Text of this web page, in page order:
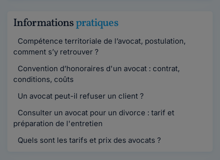
Informationspratiques
Compétence territoriale de l’avocat, postulation,
comment s’y retrouver ?
Convention d’honoraires d'un avocat : contrat,
conditions, coûts
Un avocat peut-il refuser un client ?
Consulter un avocat pour un divorce : tarif et
préparation de l'entretien
Quels sont les tarifs et prix des avocats ?